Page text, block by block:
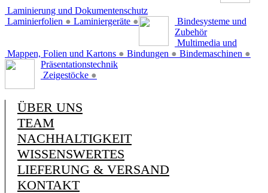
Laminierung und Dokumentenschutz
Laminierfolien ● Laminiergeräte ●
Bindesysteme und
Zubehör
Mappen, Folien und Kartons ● Bindungen ● Bindemaschinen ●
Multimedia und
Präsentationstechnik
Zeigestöcke ●
ÜBER UNS
TEAM
NACHHALTIGKEIT
WISSENSWERTES
LIEFERUNG & VERSAND
KONTAKT